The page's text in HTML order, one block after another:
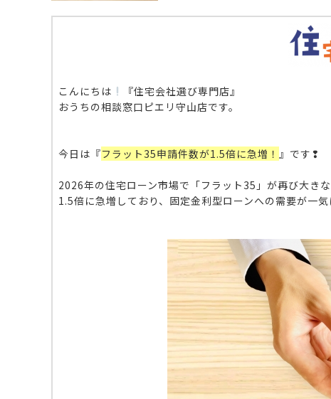
こんにちは
『住宅会社選び専門店』
おうちの相談窓口ピエリ守山店です。
今日は『フラット35申請件数が1.5倍に急増！ 』です❢
2026年の住宅ローン市場で「フラット35」が再び大き
1.5倍に急増しており、固定金利型ローンへの需要が一気